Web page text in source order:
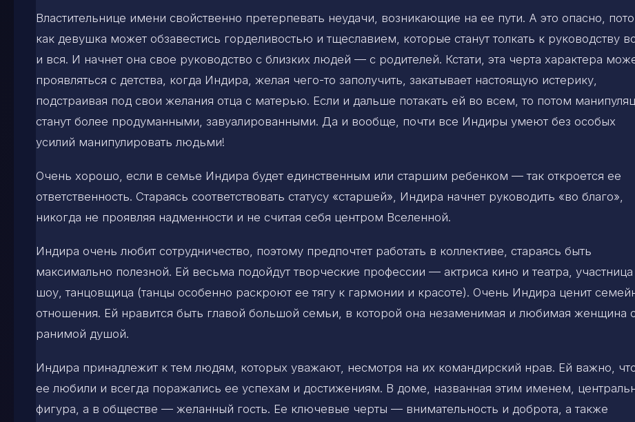
Властительнице имени свойственно претерпевать неудачи, возникающие на ее пути. А это опасно,
как девушка может обзавестись горделивостью и тщеславием, которые станут толкать к руководству
и вся. И начнет она свое руководство с близких людей — с родителей. Кстати, эта черта характера
проявляться с детства, когда Индира, желая чего-то заполучить, закатывает настоящую истерику,
подстраивая под свои желания отца с матерью. Если и дальше потакать ей во всем, то потом
станут более продуманными, завуалированными. Да и вообще, почти все Индиры умеют без особых
усилий манипулировать людьми!
Очень хорошо, если в семье Индира будет единственным или старшим ребенком — так откроется ее
ответственность. Стараясь соответствовать статусу «старшей», Индира начнет руководить «во благо»,
никогда не проявляя надменности и не считая себя центром Вселенной.
Индира очень любит сотрудничество, поэтому предпочтет работать в коллективе, стараясь быть
максимально полезной. Ей весьма подойдут творческие профессии — актриса кино и театра, участница
шоу, танцовщица (танцы особенно раскроют ее тягу к гармонии и красоте). Очень Индира ценит
отношения. Ей нравится быть главой большой семьи, в которой она незаменимая и любимая женщина
ранимой душой.
Индира принадлежит к тем людям, которых уважают, несмотря на их командирский нрав. Ей важно,
ее любили и всегда поражались ее успехам и достижениям. В доме, названная этим именем,
фигура, а в обществе — желанный гость. Ее ключевые черты — внимательность и доброта, а также